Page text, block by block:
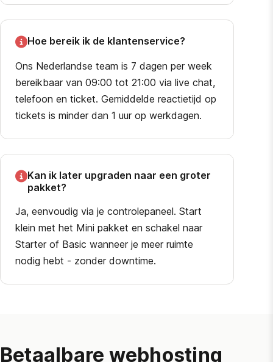
Hoe bereik ik de klantenservice?
Ons Nederlandse team is 7 dagen per week
bereikbaar van 09:00 tot 21:00 via live chat,
telefoon en ticket. Gemiddelde reactietijd op
tickets is minder dan 1 uur op werkdagen.
Kan ik later upgraden naar een groter
pakket?
Ja, eenvoudig via je controlepaneel. Start
klein met het Mini pakket en schakel naar
Starter of Basic wanneer je meer ruimte
nodig hebt - zonder downtime.
Betaalbare webhosting